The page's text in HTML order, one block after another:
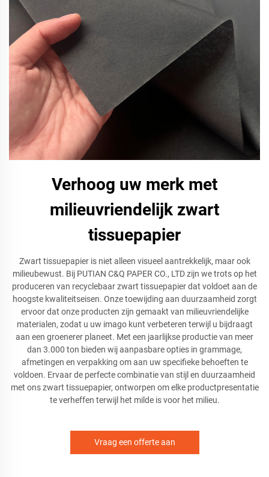
Verhoog uw merk met
milieuvriendelijk zwart
tissuepapier
Zwart tissuepapier is niet alleen visueel aantrekkelijk, maar ook
milieubewust. Bij PUTIAN C&Q PAPER CO., LTD zijn we trots op het
produceren van recyclebaar zwart tissuepapier dat voldoet aan de
hoogste kwaliteitseisen. Onze toewijding aan duurzaamheid zorgt
ervoor dat onze producten zijn gemaakt van milieuvriendelijke
materialen, zodat u uw imago kunt verbeteren terwijl u bijdraagt
aan een groenerer planeet. Met een jaarlijkse productie van meer
dan 3.000 ton bieden wij aanpasbare opties in grammage,
afmetingen en verpakking om aan uw specifieke behoeften te
voldoen. Ervaar de perfecte combinatie van stijl en duurzaamheid
met ons zwart tissuepapier, ontworpen om elke productpresentatie
te verheffen terwijl het milde is voor het milieu.
Vraag een offerte aan